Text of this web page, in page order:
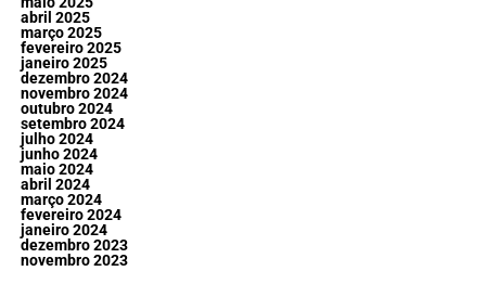
abril 2025
março 2025
fevereiro 2025
janeiro 2025
dezembro 2024
novembro 2024
outubro 2024
setembro 2024
julho 2024
junho 2024
maio 2024
abril 2024
março 2024
fevereiro 2024
janeiro 2024
dezembro 2023
novembro 2023